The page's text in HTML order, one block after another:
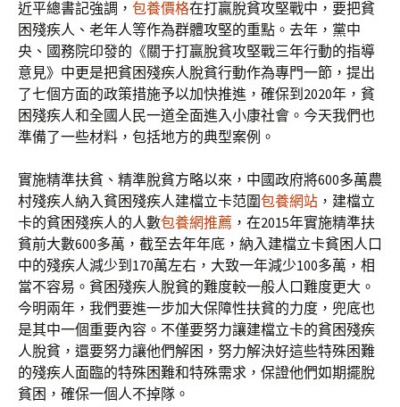
近平總書記強調， 包養價格在打贏脫貧攻堅戰中，要把貧
困殘疾人、老年人等作為群體攻堅的重點。去年，黨中
央、國務院印發的《關于打贏脫貧攻堅戰三年行動的指導
意見》中更是把貧困殘疾人脫貧行動作為專門一節，提出
了七個方面的政策措施予以加快推進，確保到2020年，貧
困殘疾人和全國人民一道全面進入小康社會。今天我們也
準備了一些材料，包括地方的典型案例。
實施精準扶貧、精準脫貧方略以來，中國政府將600多萬農
村殘疾人納入貧困殘疾人建檔立卡范圍包養網站 ，建檔立
卡的貧困殘疾人的人數包養網推薦 ，在2015年實施精準扶
貧前大數600多萬，截至去年年底，納入建檔立卡貧困人口
中的殘疾人減少到170萬左右，大致一年減少100多萬，相
當不容易。貧困殘疾人脫貧的難度較一般人口難度更大。
今明兩年，我們要進一步加大保障性扶貧的力度，兜底也
是其中一個重要內容。不僅要努力讓建檔立卡的貧困殘疾
人脫貧，還要努力讓他們解困，努力解決好這些特殊困難
的殘疾人面臨的特殊困難和特殊需求，保證他們如期擺脫
貧困，確保一個人不掉隊。